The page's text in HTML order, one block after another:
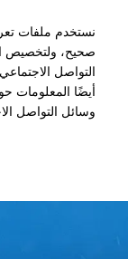
نستخدم ملفات
صحيح، ولتخصيص
التواصل
أيضًا المعلومات
وسائل التواصل
مخيم